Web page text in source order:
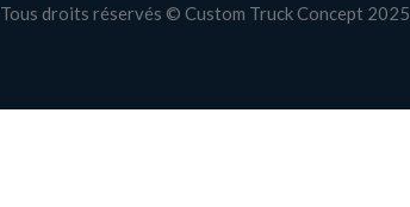
Tous droits réservés © Custom Truck Concept 2025